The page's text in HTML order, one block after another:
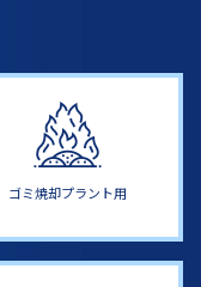
ゴミ焼却プラント用